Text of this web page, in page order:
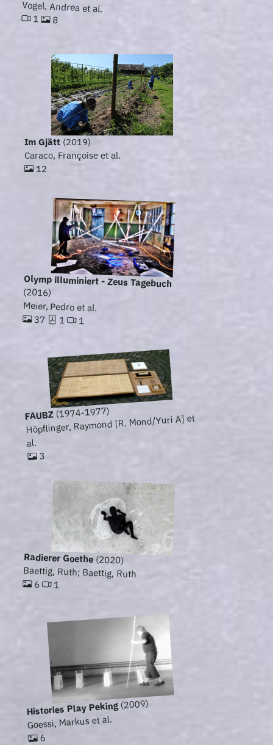
Vogel, Andrea et al.
1 8
Im Gjätt (2019)
Caraco, Françoise et al.
12
Olymp illuminiert - Zeus Tagebuch
(2016)
Meier, Pedro et al.
37 1 1
FAUBZ(1974-1977)
Höpflinger, Raymond [R. Mond/Yuri A] et
al.
3
Radierer Goethe(2020)
Baettig, Ruth; Baettig, Ruth
6 1
Histories Play Peking(2009)
Goessi, Markus et al.
6